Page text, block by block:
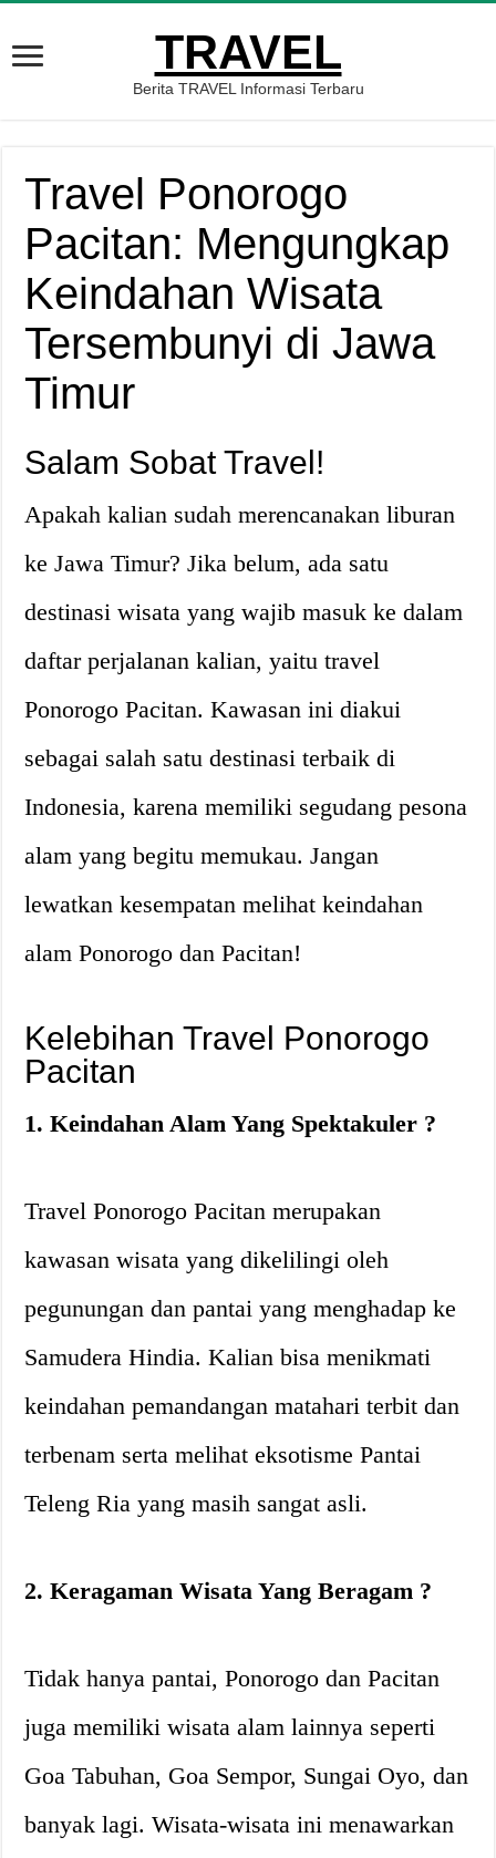
TRAVEL
Berita TRAVEL Informasi Terbaru
Travel Ponorogo
Pacitan: Mengungkap
Keindahan Wisata
Tersembunyi di Jawa
Timur
Salam Sobat Travel!
Apakah kalian sudah merencanakan liburan
ke Jawa Timur? Jika belum, ada satu
destinasi wisata yang wajib masuk ke dalam
daftar perjalanan kalian, yaitu travel
Ponorogo Pacitan. Kawasan ini diakui
sebagai salah satu destinasi terbaik di
Indonesia, karena memiliki segudang pesona
alam yang begitu memukau. Jangan
lewatkan kesempatan melihat keindahan
alam Ponorogo dan Pacitan!
Kelebihan Travel Ponorogo
Pacitan
1. Keindahan Alam Yang Spektakuler ?
Travel Ponorogo Pacitan merupakan
kawasan wisata yang dikelilingi oleh
pegunungan dan pantai yang menghadap ke
Samudera Hindia. Kalian bisa menikmati
keindahan pemandangan matahari terbit dan
terbenam serta melihat eksotisme Pantai
Teleng Ria yang masih sangat asli.
2. Keragaman Wisata Yang Beragam ?️
Tidak hanya pantai, Ponorogo dan Pacitan
juga memiliki wisata alam lainnya seperti
Goa Tabuhan, Goa Sempor, Sungai Oyo, dan
banyak lagi. Wisata-wisata ini menawarkan